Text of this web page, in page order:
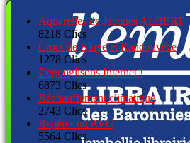
Aquarelles de Jacques ALBERT
8218 Clics
Croix de Bluye et Randouvèze
1278 Clics
Dégooglisons Internet !
6873 Clics
Réchauffement climatique
2743 Clics
Repérer un AVC
5564 Clics